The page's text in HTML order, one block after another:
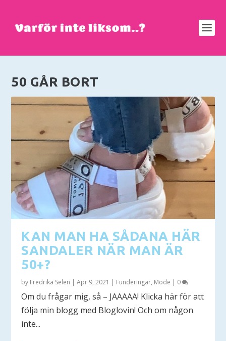
50 GÅR BORT
KAN MAN HA SÅDANA HÄR
SANDALER NÄR MAN ÄR
50+?
by Fredrika Selen |Apr 9, 2021 | Funderingar, Mode | 0
Om du frågar mig, så – JAAAAA! Klicka här för att
följa min blogg med Bloglovin! Och om någon
inte...